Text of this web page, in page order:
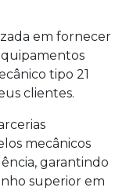
em fornecer
tipo 21
clientes.
mecânicos
garantindo
superior em